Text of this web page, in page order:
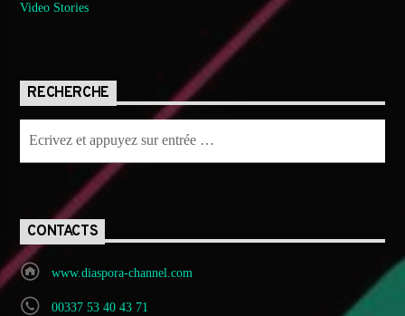
Video Stories
RECHERCHE
CONTACTS
www.diaspora-channel.com
00337 53 40 43 71